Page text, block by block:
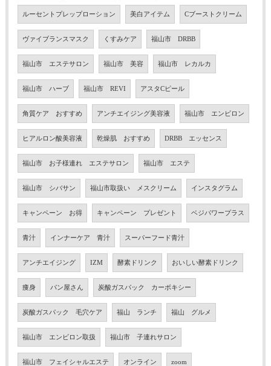
ルーセントプレップローション 美白アイテム Cブーストクリーム
ヴァイブランスマスク くすみケア 福山市 DRBB
福山市 エステサロン 福山市 美容 福山市 レカルカ
福山市 ハーブ 福山市 REVI アスタCピール
角質ケア おすすめ アンチエイジング美容液 福山市 エンビロン
ヒアルロン酸美容液 乾燥肌 おすすめ DRBB エッセンス
福山市 お子様連れ エステサロン 福山市 エステ
福山市 シバサン 福山市取扱い メスクリーム インスタグラム
キャンペーン お得 キャンペーン プレゼント ベジパワープラス
青汁 インナーケア 青汁 スーパーフード青汁
アンチエイジング IZM 酵素ドリンク おいしい酵素ドリンク
痩身 パン屋さん 炭酸ガスパック カーボキシー
炭酸ガスパック 毛穴ケア 福山 ランチ 福山 グルメ
福山市 エンビロン取扱 福山市 子連れサロン
福山市 フェイシャルエステ オンライン zoom